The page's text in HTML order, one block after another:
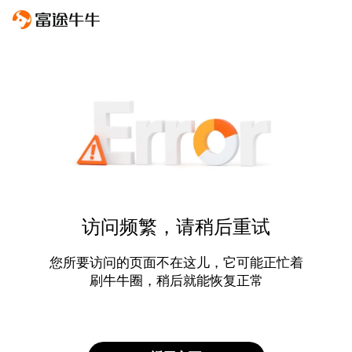
访问频繁，请稍后重试
您所要访问的页面不在这儿，它可能正忙着
刷牛牛圈，稍后就能恢复正常